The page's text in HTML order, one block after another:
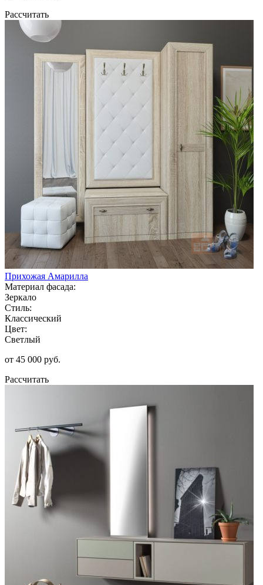
Рассчитать
Прихожая Амарилла
Материал фасада:
Зеркало
Стиль:
Классический
Цвет:
Светлый
от 45 000 руб.
Рассчитать